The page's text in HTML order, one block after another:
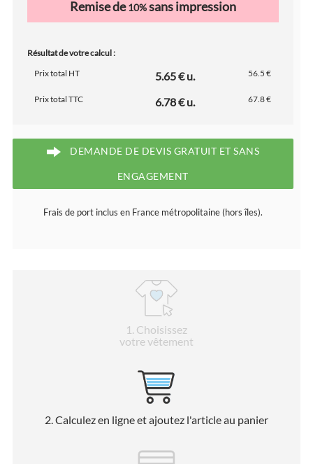
Remise de10%sans impression
Résultat de votre calcul :
Prix total HT
5.65 € u. 56.5 €
Prix total TTC 6.78 € u. 67.8 €
DEMANDE DE DEVIS GRATUIT ET SANS
ENGAGEMENT
Frais de port inclus en France métropolitaine (hors îles).
1 . Choisissez
votre vêtement
2. Calculez en ligne et ajoutez l'article au panier